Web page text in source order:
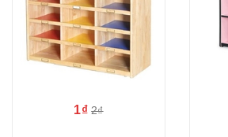
1₫ 2₫